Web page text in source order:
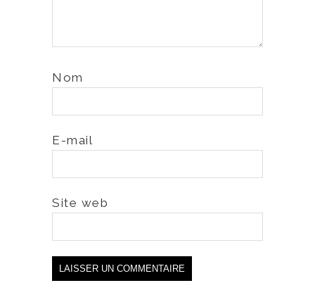
Nom
E-mail
Site web